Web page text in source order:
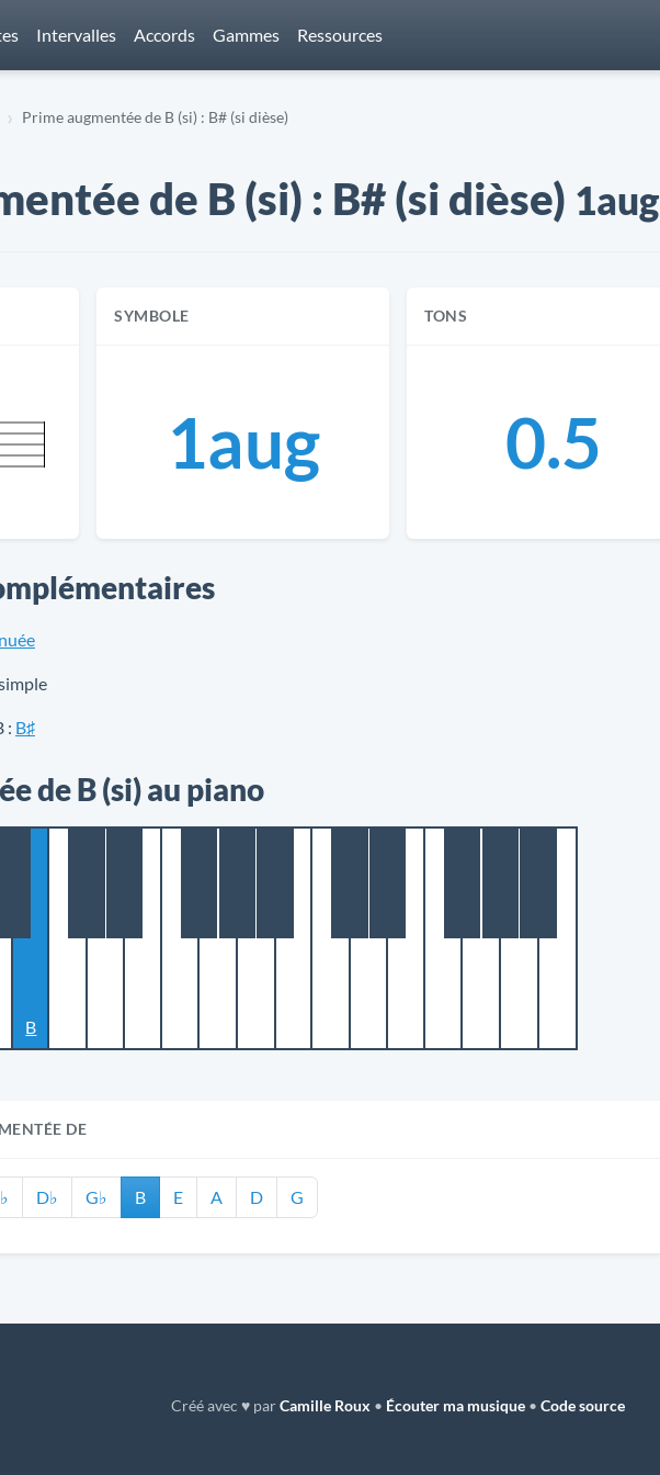
Intervalles Accords Gammes Ressources
Prime augmentée de B (si) : B# (si dièse)
de B (si) : B# (si dièse) 1aug
SYMBOLE
1aug
TONS
0.5
: B♯
de B (si) au piano
B
DE
D♭ G♭ B E A D G
Créé avec ♥ parCamille Roux • Écouter ma musique • Code source